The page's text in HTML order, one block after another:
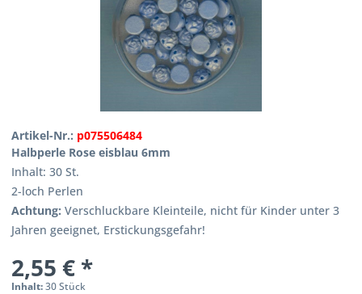
Artikel-Nr.: p075506484
Halbperle Rose eisblau 6mm
Inhalt: 30 St.
2-loch Perlen
Achtung: Verschluckbare Kleinteile, nicht für Kinder unter 3
Jahren geeignet, Erstickungsgefahr!
2,55 € *
Inhalt:30 Stück